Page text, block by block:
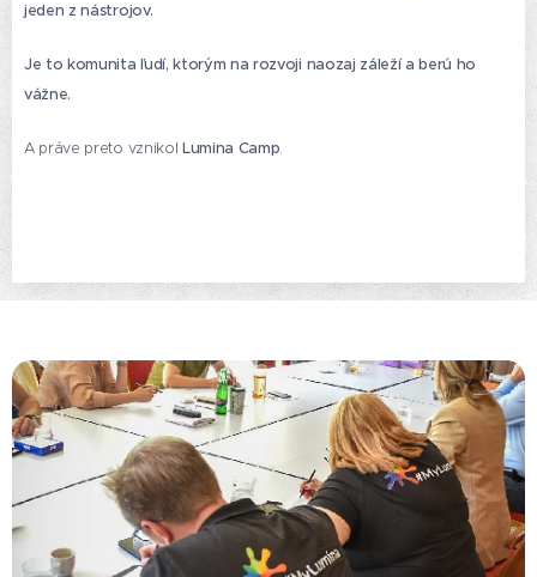
jeden z nástrojov.
Je to komunita ľudí, ktorým na rozvoji naozaj záleží a berú ho
vážne.
A práve preto vznikol Lumina Camp.